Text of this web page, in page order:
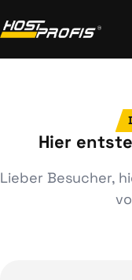
Hier
Lieber Besucher,